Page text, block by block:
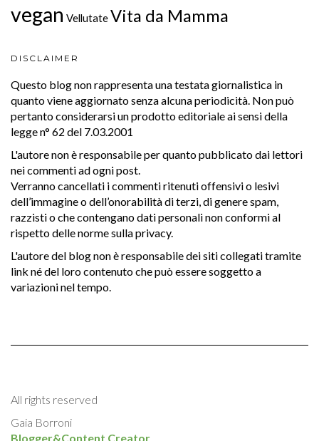
vegan VellutateVita da Mamma
DISCLAIMER
Questo blog non rappresenta una testata giornalistica in
quanto viene aggiornato senza alcuna periodicità. Non può
pertanto considerarsi un prodotto editoriale ai sensi della
legge n° 62 del 7.03.2001
L'autore non è responsabile per quanto pubblicato dai lettori
nei commenti ad ogni post.
Verranno cancellati i commenti ritenuti offensivi o lesivi
dell’immagine o dell’onorabilità di terzi, di genere spam,
razzisti o che contengano dati personali non conformi al
rispetto delle norme sulla privacy.
L'autore del blog non è responsabile dei siti collegati tramite
link né del loro contenuto che può essere soggetto a
variazioni nel tempo.
All rights reserved
Gaia Borroni
Blogger&Content Creator